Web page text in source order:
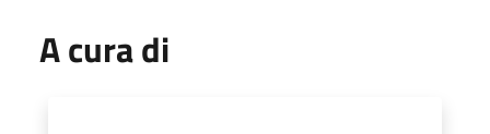
A cura di